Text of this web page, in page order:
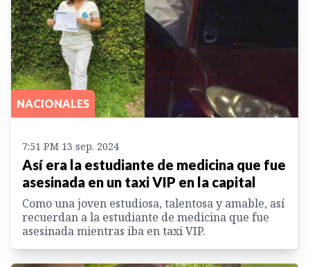
NACIONALES
7:51 PM 13 sep. 2024
Así era la estudiante de medicina que fue
asesinada en un taxi VIP en la capital
Como una joven estudiosa, talentosa y amable, así
recuerdan a la estudiante de medicina que fue
asesinada mientras iba en taxi VIP.